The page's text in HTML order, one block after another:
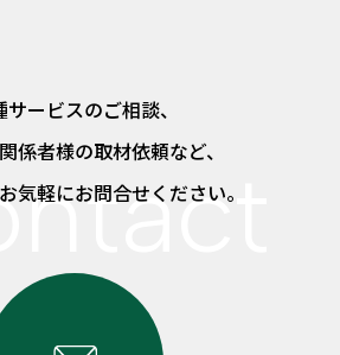
サービスのご相談、
係者様の取材依頼など、
気軽にお問合せください。